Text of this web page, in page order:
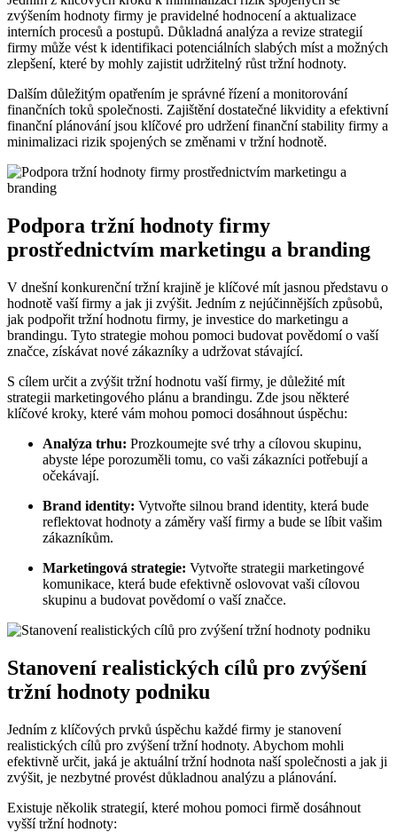
zvýšením hodnoty firmy je pravidelné hodnocení a aktualizace
interních procesů a postupů. Důkladná analýza a revize strategií
firmy může vést k identifikaci potenciálních slabých míst a možných
zlepšení, které by mohly zajistit udržitelný růst tržní hodnoty.
Dalším důležitým opatřením je správné řízení a monitorování
finančních toků společnosti. Zajištění dostatečné likvidity a efektivní
finanční plánování jsou klíčové pro udržení finanční stability firmy a
minimalizaci rizik spojených se změnami v tržní hodnotě.
Podpora tržní hodnoty firmy
prostřednictvím marketingu a branding
V dnešní konkurenční tržní krajině je klíčové mít jasnou představu o
hodnotě vaší firmy a jak ji zvýšit. Jedním z nejúčinnějších způsobů,
jak podpořit tržní hodnotu firmy, je investice do marketingu a
brandingu. Tyto strategie mohou pomoci budovat povědomí o vaší
značce, získávat nové zákazníky a udržovat stávající.
S cílem určit a zvýšit tržní hodnotu vaší firmy, je důležité mít
strategii marketingového plánu a brandingu. Zde jsou některé
klíčové kroky, které vám mohou pomoci dosáhnout úspěchu:
Analýza trhu: Prozkoumejte své trhy a cílovou skupinu,
abyste lépe porozuměli tomu, co vaši zákazníci potřebují a
očekávají.
Brand identity: Vytvořte silnou brand identity, která bude
reflektovat hodnoty a záměry vaší firmy a bude se líbit vašim
zákazníkům.
Marketingová strategie: Vytvořte strategii marketingové
komunikace, která bude efektivně oslovovat vaši cílovou
skupinu a budovat povědomí o vaší značce.
Stanovení realistických cílů pro zvýšení
tržní hodnoty podniku
Jedním z klíčových prvků úspěchu každé firmy je stanovení
realistických cílů pro zvýšení tržní hodnoty. Abychom mohli
efektivně určit, jaká je aktuální tržní hodnota naší společnosti a jak ji
zvýšit, je nezbytné provést důkladnou analýzu a plánování.
Existuje několik strategií, které mohou pomoci firmě dosáhnout
vyšší tržní hodnoty: